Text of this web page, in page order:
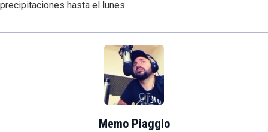
precipitaciones hasta el lunes.
Memo Piaggio